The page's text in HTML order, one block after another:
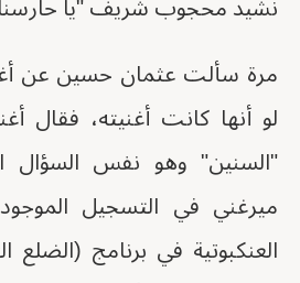
مرة سألت عثمان حسين عن
لو أنها كانت أغنيته، فقال
"السنين" وهو نفس السؤال
ميرغني في التسجيل
العنكبوتية في برنامج